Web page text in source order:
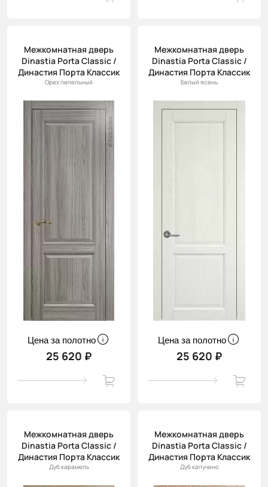
Межкомнатная дверь
Dinastia Porta Classic /
Династия Порта Классик
Орех пепельный
Цена за полотно
25 620 ₽
Межкомнатная дверь
Dinastia Porta Classic /
Династия Порта Классик
Белый ясень
Цена за полотно
25 620 ₽
Межкомнатная дверь
Dinastia Porta Classic /
Династия Порта Классик
Дуб карамель
Межкомнатная дверь
Dinastia Porta Classic /
Династия Порта Классик
Дуб капучино